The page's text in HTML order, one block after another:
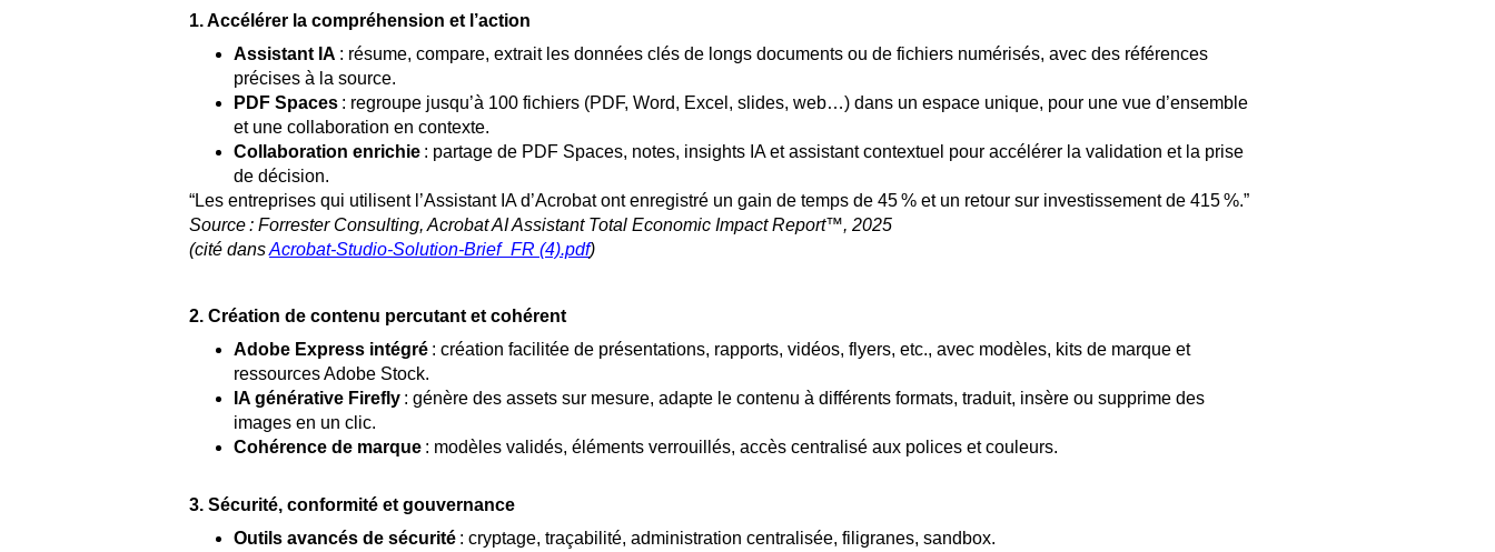
1. Accélérer la compréhension et l’action
Assistant IA : résume, compare, extrait les données clés de longs documents ou de fichiers numérisés, avec des références
précises à la source.
PDF Spaces : regroupe jusqu’à 100 fichiers (PDF, Word, Excel, slides, web…) dans un espace unique, pour une vue d’ensemble
et une collaboration en contexte.
Collaboration enrichie : partage de PDF Spaces, notes, insights IA et assistant contextuel pour accélérer la validation et la prise
de décision.
“Les entreprises qui utilisent l’Assistant IA d’Acrobat ont enregistré un gain de temps de 45 % et un retour sur investissement de 415 %.”
Source : Forrester Consulting, Acrobat AI Assistant Total Economic Impact Report™, 2025
(cité dansAcrobat-Studio-Solution-Brief_FR (4).pdf)
2. Création de contenu percutant et cohérent
Adobe Express intégré : création facilitée de présentations, rapports, vidéos, flyers, etc., avec modèles, kits de marque et
ressources Adobe Stock.
IA générative Firefly : génère des assets sur mesure, adapte le contenu à différents formats, traduit, insère ou supprime des
images en un clic.
Cohérence de marque : modèles validés, éléments verrouillés, accès centralisé aux polices et couleurs.
3. Sécurité, conformité et gouvernance
Outils avancés de sécurité : cryptage, traçabilité, administration centralisée, filigranes, sandbox.